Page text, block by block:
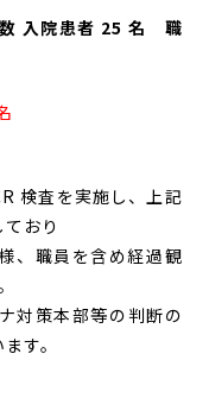
入院患者 25 名 職
検査を実施し、上記
おり
、職員を含め経過観
対策本部等の判断の
す。